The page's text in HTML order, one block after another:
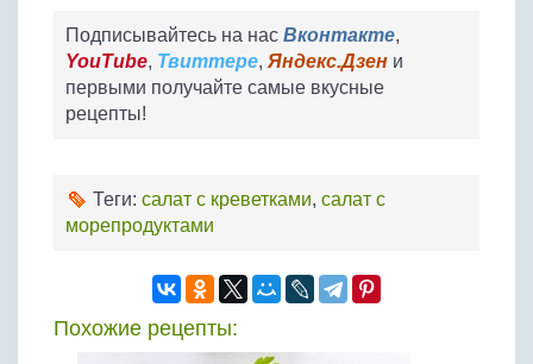
Подписывайтесь на нас Вконтакте,
YouTube, Твиттере, Яндекс.Дзен и
первыми получайте самые вкусные
рецепты!
Теги: салат с креветками, салат с
морепродуктами
Похожие рецепты: